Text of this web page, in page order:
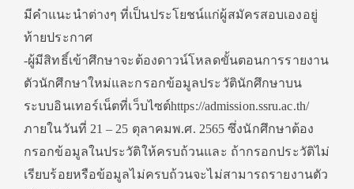
มีคำแนะนำต่างๆ ที่เป็นประโยชน์แก่ผู้สมัครสอบเองอยู่
ท้ายประกาศ
-ผู้มีสิทธิ์เข้าศึกษาจะต้องดาวน์โหลดขั้นตอนการรายงาน
ตัวนักศึกษาใหม่และกรอกข้อมูลประวัตินักศึกษาบน
ระบบอินเทอร์เน็ตที่เว็บไซต์https://admission.ssru.ac.th/
ภายในวันที่ 21 – 25 ตุลาคมพ.ศ. 2565 ซึ่งนักศึกษาต้อง
กรอกข้อมูลในประวัติให้ครบถ้วนและ ถ้ากรอกประวัติไม่
เรียบร้อยหรือข้อมูลไม่ครบถ้วนจะไม่สามารถรายงานตัว